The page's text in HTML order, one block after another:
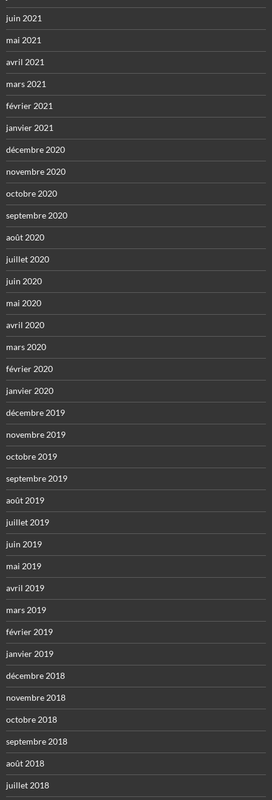
juin 2021
mai 2021
avril 2021
mars 2021
février 2021
janvier 2021
décembre 2020
novembre 2020
octobre 2020
septembre 2020
août 2020
juillet 2020
juin 2020
mai 2020
avril 2020
mars 2020
février 2020
janvier 2020
décembre 2019
novembre 2019
octobre 2019
septembre 2019
août 2019
juillet 2019
juin 2019
mai 2019
avril 2019
mars 2019
février 2019
janvier 2019
décembre 2018
novembre 2018
octobre 2018
septembre 2018
août 2018
juillet 2018